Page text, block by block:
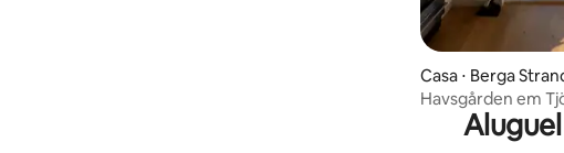
Casa ⋅ Berga
Havsgården em